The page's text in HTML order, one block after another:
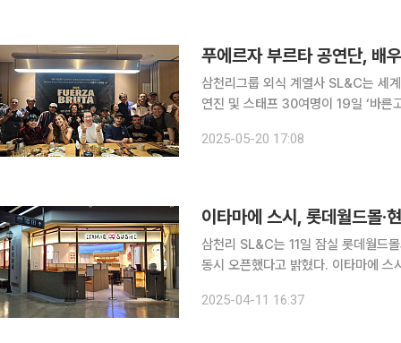
푸에르자 부르타 공연단, 배
삼천리그룹 외식 계열사 SL&C는 세
연진 및 스태프 30여명이 19일 ‘바른
공연단이다. 삼천리그룹의 천만장
2025-05-20 17:08
이타마에 스시, 롯데월드몰·
삼천리 SL&C는 11일 잠실 롯데월드
동시 오픈했다고 밝혔다. 이타마에 스시는 주문 즉시 셰프가 만드는 고급 판스시 전문점이다. 2007
2025-04-11 16:37